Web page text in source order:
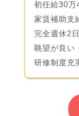
初任給30万
家賃補助支
完全週休2
眺望が良い
研修制度充